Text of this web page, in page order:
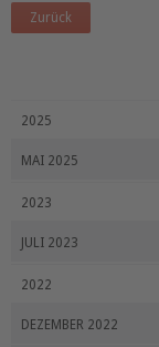
Zurück
2025
MAI 2025
2023
JULI 2023
2022
DEZEMBER 2022